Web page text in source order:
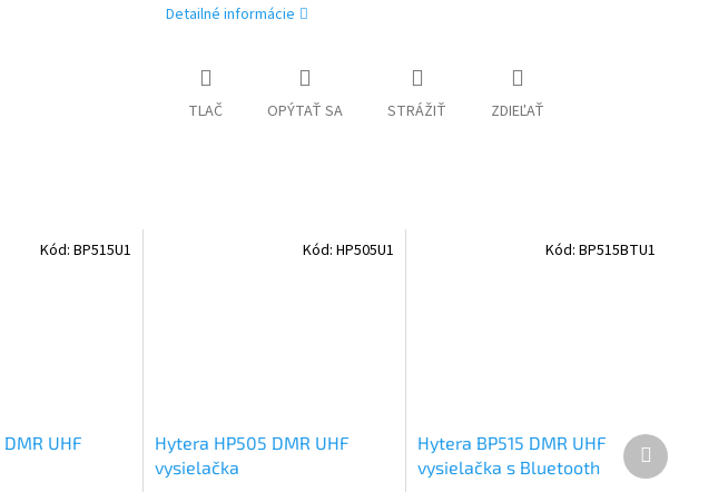
Detailné informácie
TLAČ OPÝTAŤ SA STRÁŽIŤ ZDIEĽAŤ
UHF
Kód:BP515U1
Hytera HP505 DMR UHF
vysielačka
Kód: HP505U1
Hytera BP515 DMR UHF
vysielačka s Bluetooth
Kód:BP515BTU1
Ďalší
produkt